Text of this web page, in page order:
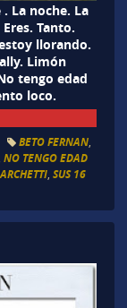
. La noche. La
Tanto.
llorando.
Limón
tengo edad
loco.
BETO FERNAN,
NO TENGO EDAD
, SUS 16